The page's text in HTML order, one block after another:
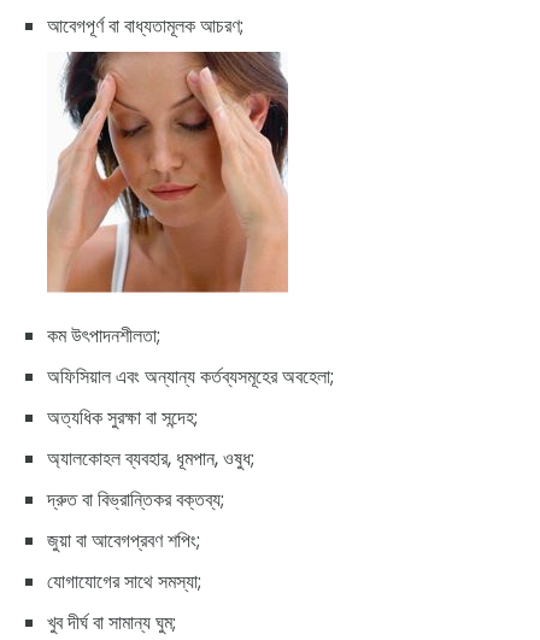
আবেগপূর্ণ বা বাধ্যতামূলক আচরণ;
কম উৎপাদনশীলতা;
অফিসিয়াল এবং অন্যান্য কর্তব্যসমূহের অবহেলা;
অত্যধিক সুরক্ষা বা সন্দেহ;
অ্যালকোহল ব্যবহার, ধূমপান, ওষুধ;
দ্রুত বা বিভ্রান্তিকর বক্তব্য;
জুয়া বা আবেগপ্রবণ শপিং;
যোগাযোগের সাথে সমস্যা;
খুব দীর্ঘ বা সামান্য ঘুম;